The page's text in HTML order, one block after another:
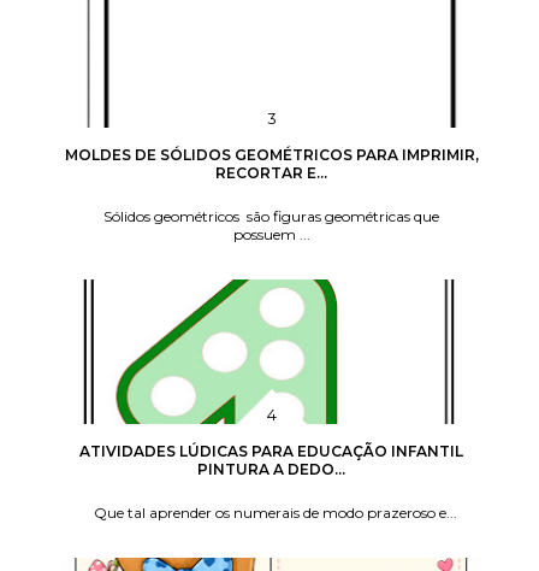
MOLDES DE SÓLIDOS GEOMÉTRICOS PARA IMPRIMIR,
RECORTAR E...
Sólidos geométricos são figuras geométricas que
possuem ...
ATIVIDADES LÚDICAS PARA EDUCAÇÃO INFANTIL
PINTURA A DEDO...
Que tal aprender os numerais de modo prazeroso e...